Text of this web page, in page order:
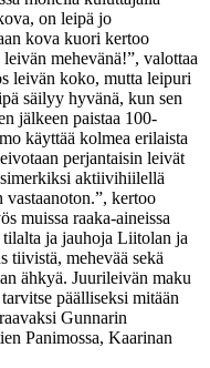
on leipä jo
kova kuori kertoo
mehevänä!”, valottaa
leivän koko, mutta leipuri
säilyy hyvänä, kun sen
jälkeen paistaa 100-
käyttää kolmea erilaista
perjantaisin leivät
aktiivihiilellä
vastaanoton.”, kertoo
muissa raaka-aineissa
ja jauhoja Liitolan ja
tiivistä, mehevää sekä
ähkyä. Juurileivän maku
päälliseksi mitään
Gunnarin
Panimossa, Kaarinan